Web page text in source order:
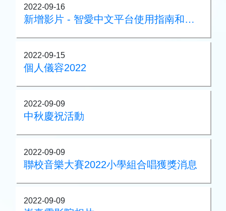
2022-09-16
新增影片 - 智愛中文平台使用指南和介紹短片
2022-09-15
個人儀容2022
2022-09-09
中秋慶祝活動
2022-09-09
聯校音樂大賽2022小學組合唱獲獎消息
2022-09-09